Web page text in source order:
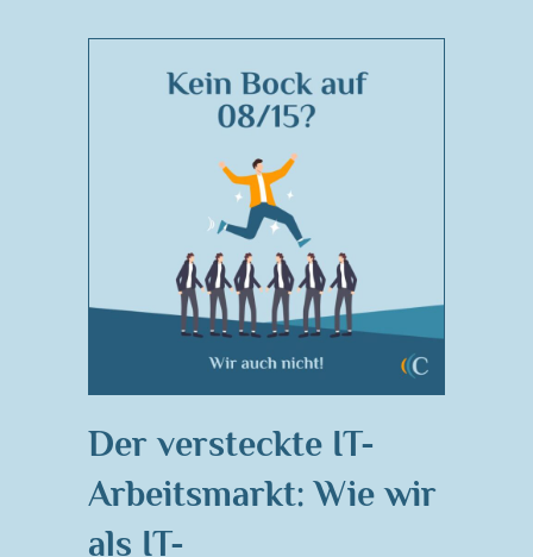
Der versteckte IT-
Arbeitsmarkt: Wie wir
als IT-